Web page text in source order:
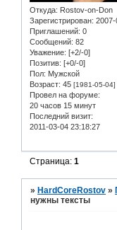
Откуда: Rostov-on-Don
Зарегистрирован:
Приглашений: 0
Сообщений: 82
Уважение: [+2/-0]
Позитив: [+0/-0]
Пол: Мужской
Возраст: 45 [1981-05-04]
Провел на форуме:
20 часов 15 минут
Последний визит:
2011-03-04 23:18:27
Страница:1
» HardCoreRostov »
нужны тексты